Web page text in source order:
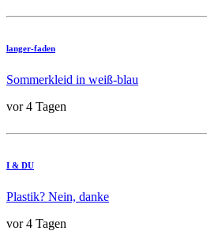
langer-faden
Sommerkleid in weiß-blau
vor 4 Tagen
I & DU
Plastik? Nein, danke
vor 4 Tagen